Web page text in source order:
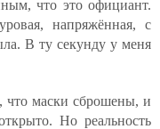
что это официант.
напряжённая, с
В ту секунду у меня
что маски сброшены, и
Но реальность